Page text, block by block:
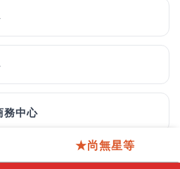
中心
★尚無星等